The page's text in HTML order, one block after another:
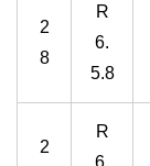
2
8
R
6.
5.8
2
R
6.